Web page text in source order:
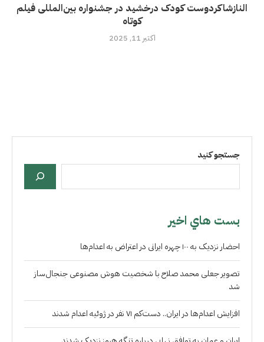
النازشاکردوست کودک درخشید در جشنواره بین‌المللی فیلم
کوتاه
اکتبر 11, 2025
جستجو کنید
بست هاي اخير
احضار نزدیک به ۱۰۰ چهره ایرانی در اعتراض به اعدام‌ها
تصویر جعلی محمد صلاح با شخصیت هوش مصنوعی جنجال‌ساز
شد
افزایش اعدام‌ها در ایران.. دست‌کم ۷۱ نفر در ژوئیه اعدام شدند